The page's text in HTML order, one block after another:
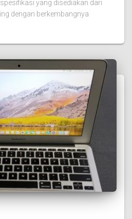
yang disediakan dari
dengan berkembangnya